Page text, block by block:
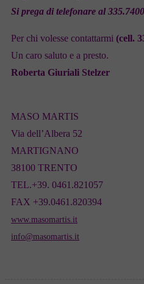
Si prega di telefonare al
Per chi volesse contattarmi (cell.
Un caro saluto e a presto.
Roberta Giuriali Stelzer
MASO MARTIS
Via dell’Albera 52
MARTIGNANO
38100 TRENTO
TEL.+39. 0461.821057
FAX +39.0461.820394
www.masomartis.it
info@masomartis.it